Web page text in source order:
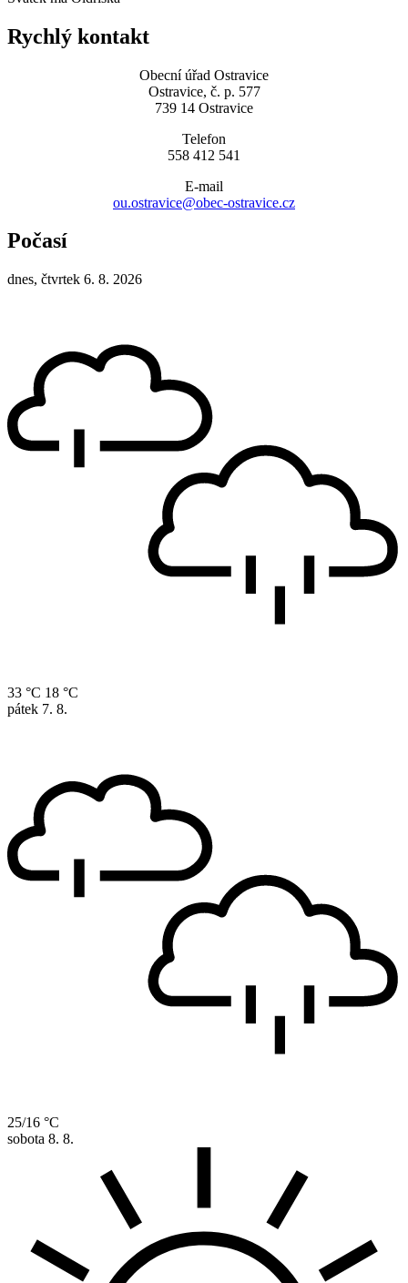
Rychlý kontakt
Obecní úřad Ostravice
Ostravice, č. p. 577
739 14 Ostravice
Telefon
558 412 541
E-mail
ou.ostravice@obec-ostravice.cz
Počasí
dnes, čtvrtek 6. 8. 2026
33 °C 18 °C
pátek 7. 8.
25/16 °C
sobota 8. 8.